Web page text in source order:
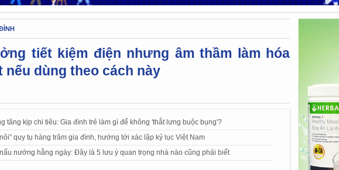
tiết kiệm điện nhưng âm thầm làm hóa
nếu dùng theo cách này
tăng kịp chi tiêu: Gia đình trẻ làm gì để không 'thắt lưng buộc bụng'?
quy tụ hàng trăm gia đình, hướng tới xác lập kỷ lục Việt Nam
nướng hằng ngày: Đây là 5 lưu ý quan trọng nhà nào cũng phải biết